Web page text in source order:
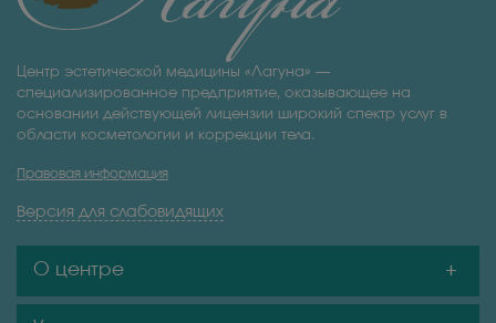
Центр эстетической медицины «Лагуна» —
специализированное предприятие, оказывающее на
основании действующей лицензии широкий спектр услуг в
области косметологии и коррекции тела.
Правовая информация
Версия для слабовидящих
О центре